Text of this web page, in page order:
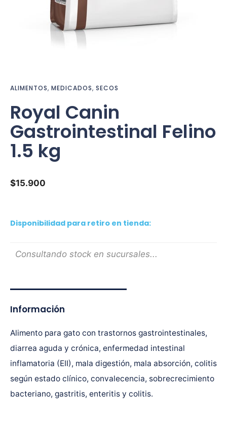
ALIMENTOS, MEDICADOS, SECOS
Royal Canin
Gastrointestinal Felino
1.5 kg
$15.900
Disponibilidad para retiro en tienda:
Consultando stock en sucursales...
Información
Alimento para gato con trastornos gastrointestinales,
diarrea aguda y crónica, enfermedad intestinal
inflamatoria (EII), mala digestión, mala absorción, colitis
según estado clínico, convalecencia, sobrecrecimiento
bacteriano, gastritis, enteritis y colitis.